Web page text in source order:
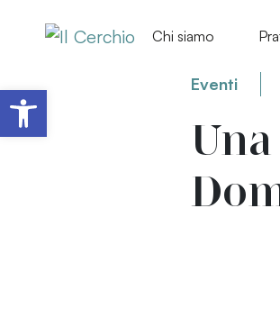
Chi siamo
Eventi
Apri la barra degli strumenti